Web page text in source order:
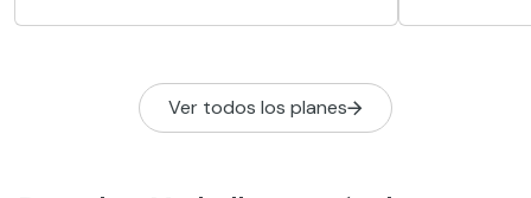
directo a hoteles históricos como el
protegidas
Ver todos los planes